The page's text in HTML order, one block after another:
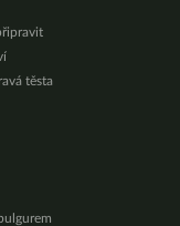
těsta